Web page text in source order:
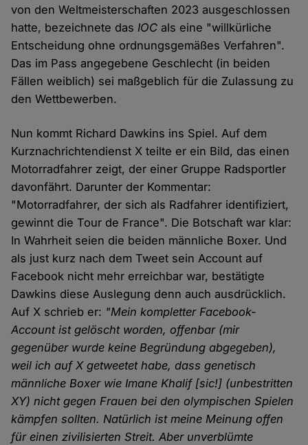
von den Weltmeisterschaften 2023 ausgeschlossen
hatte, bezeichnete dasIOC als eine "willkürliche
Entscheidung ohne ordnungsgemäßes Verfahren".
Das im Pass angegebene Geschlecht (in beiden
Fällen weiblich) sei maßgeblich für die Zulassung zu
den Wettbewerben.
Nun kommt Richard Dawkins ins Spiel. Auf dem
Kurznachrichtendienst X teilte er ein Bild, das einen
Motorradfahrer zeigt, der einer Gruppe Radsportler
davonfährt. Darunter der Kommentar:
"Motorradfahrer, der sich als Radfahrer identifiziert,
gewinnt die Tour de France". Die Botschaft war klar:
In Wahrheit seien die beiden männliche Boxer. Und
als just kurz nach dem Tweet sein Account auf
Facebook nicht mehr erreichbar war, bestätigte
Dawkins diese Auslegung denn auch ausdrücklich.
Auf X schrieb er: "Mein kompletter Facebook-
Account ist gelöscht worden, offenbar (mir
gegenüber wurde keine Begründung abgegeben),
weil ich auf X getweetet habe, dass genetisch
männliche Boxer wie Imane Khalif [sic!] (unbestritten
XY) nicht gegen Frauen bei den olympischen Spielen
kämpfen sollten. Natürlich ist meine Meinung offen
für einen zivilisierten Streit. Aber unverblümte